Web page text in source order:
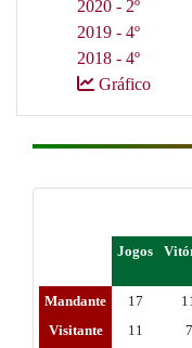
2020 - 2º
2019 - 4º
2018 - 4º
Gráfico
Jogos
Mandante 17
Visitante
11 7